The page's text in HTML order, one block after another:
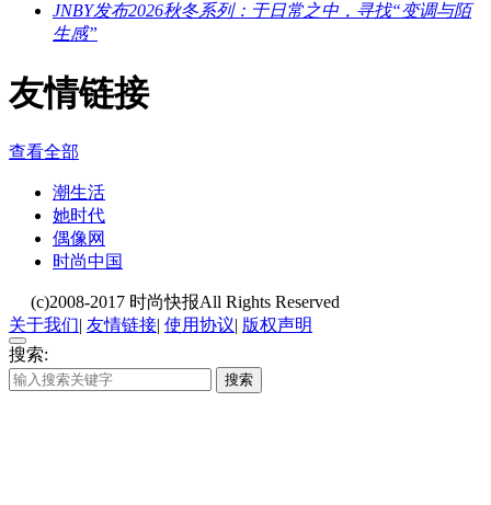
JNBY发布2026秋冬系列：于日常之中，寻找“变调与陌
生感”
友情链接
查看全部
潮生活
她时代
偶像网
时尚中国
(c)2008-2017 时尚快报All Rights Reserved
关于我们| 友情链接| 使用协议| 版权声明
搜索:
搜索